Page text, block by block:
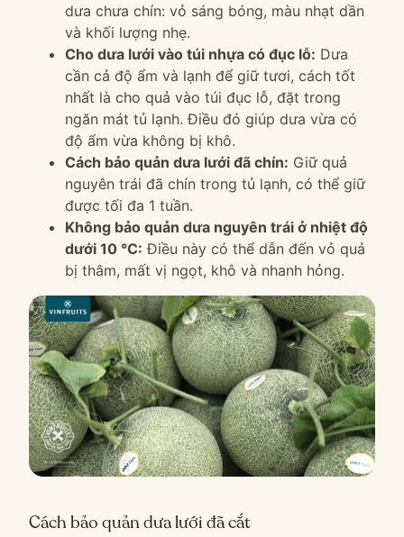
dưa chưa chín: vỏ sáng bóng, màu nhạt dần
và khối lượng nhẹ.
Cho dưa lưới vào túi nhựa có đục lỗ: Dưa
cần cả độ ẩm và lạnh để giữ tươi, cách tốt
nhất là cho quả vào túi đục lỗ, đặt trong
ngăn mát tủ lạnh. Điều đó giúp dưa vừa có
độ ẩm vừa không bị khô.
Cách bảo quản dưa lưới đã chín: Giữ quả
nguyên trái đã chín trong tủ lạnh, có thể giữ
được tối đa 1 tuần.
Không bảo quản dưa nguyên trái ở nhiệt độ
dưới 10 °C: Điều này có thể dẫn đến vỏ quả
bị thâm, mất vị ngọt, khô và nhanh hỏng.
Cách bảo quản dưa lưới đã cắt